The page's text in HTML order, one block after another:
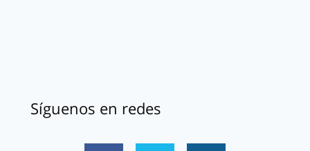
Síguenos en redes